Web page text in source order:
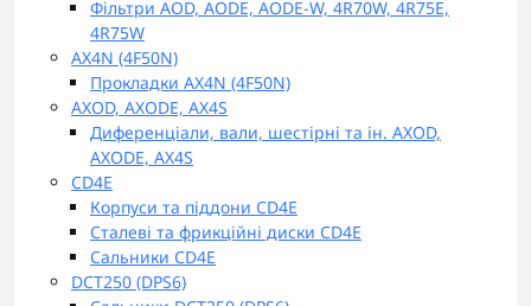
Фільтри AOD, AODE, AODE-W, 4R70W, 4R75E,
4R75W
AX4N (4F50N)
Прокладки AX4N (4F50N)
AXOD, AXODE, AX4S
Диференціали, вали, шестірні та ін. AXOD,
AXODE, AX4S
CD4E
Корпуси та піддони CD4E
Сталеві та фрикційні диски CD4E
Сальники CD4E
DCT250 (DPS6)